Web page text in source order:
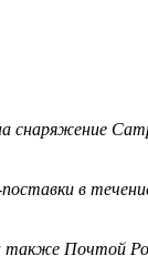
снаряжение
в
также Почтой